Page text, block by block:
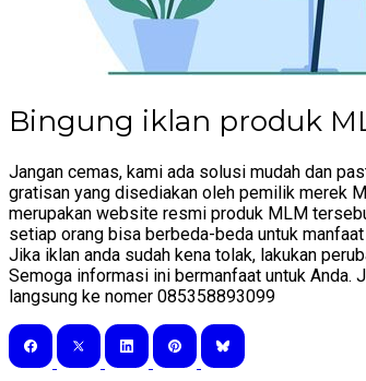
Bingung iklan produk
Jangan cemas, kami ada solusi mudah dan
gratisan yang disediakan oleh pemilik merek
merupakan website resmi produk MLM
setiap orang bisa berbeda-beda untuk
Jika iklan anda sudah kena tolak, lakukan
Semoga informasi ini bermanfaat untuk Anda.
langsung ke nomer 085358893099